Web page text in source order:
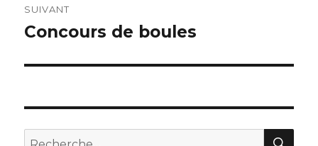
SUIVANT
Publication
Concours de boules
Recherche